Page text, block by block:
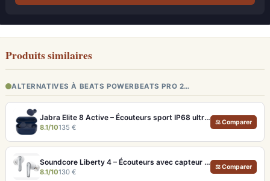
Produits similaires
ALTERNATIVES À BEATS POWERBEATS PRO 2…
Jabra Elite 8 Active – Écouteurs sport IP68 ultra-robustes et ANC
8.1/10135 €
⚖ Comparer
Soundcore Liberty 4 – Écouteurs avec capteur de fréquence cardiaque et LDAC
8.1/10130 €
⚖ Comparer